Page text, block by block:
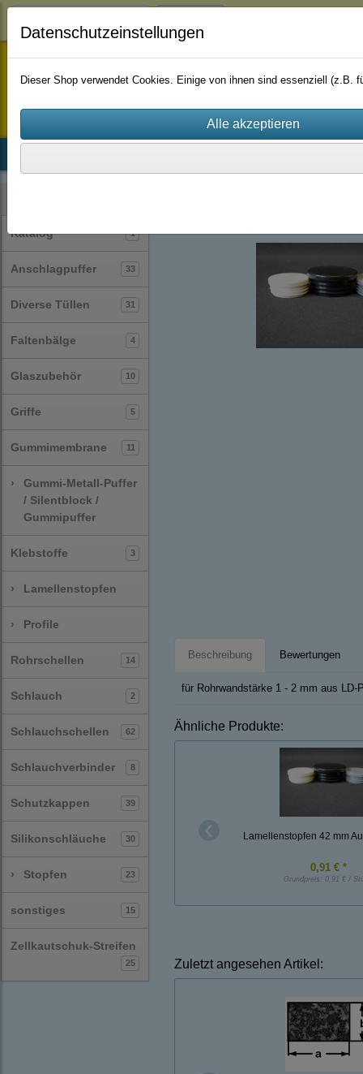
staufenbiel-berlin
Katalog 1
Anschlagpuffer 33
Diverse Tüllen 31
Faltenbälge 4
Glaszubehör 10
Griffe 5
Gummimembrane 11
›
Gummi-Metall-Puffer
/ Silentblock /
Gummipuffer
Klebstoffe 3
› Lamellenstopfen
› Profile
Rohrschellen 14
Schlauch 2
Schlauchschellen 62
Schlauchverbinder 8
Schutzkappen 39
Silikonschläuche 30
› Stopfen 23
sonstiges 15
Zellkautschuk-Streifen
25
Beschreibung Bewertungen
für Rohrwandstärke 1 - 2 mm aus LD-
Ähnliche Produkte:
Lamellenstopfen 42 mm
0,91 € *
Grundpreis: 0,91 € /
Zuletzt angesehen Artikel:
Datenschutzeinstellungen
Dieser Shop verwendet Cookies. Einige von ihnen sind essenziell (z.B.